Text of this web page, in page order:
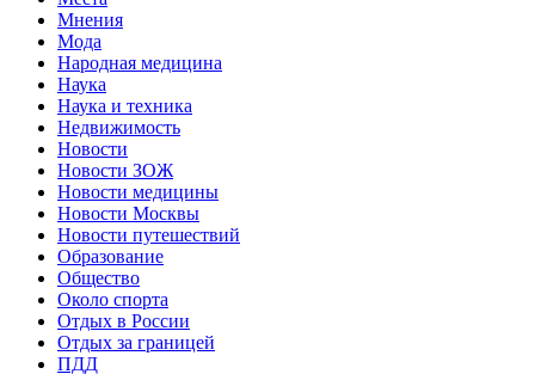
Мнения
Мода
Народная медицина
Наука
Наука и техника
Недвижимость
Новости
Новости ЗОЖ
Новости медицины
Новости Москвы
Новости путешествий
Образование
Общество
Около спорта
Отдых в России
Отдых за границей
ПДД